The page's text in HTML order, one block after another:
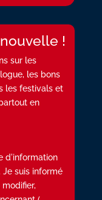
!
sur les
les bons
les festivals et
en
d'information
suis informé